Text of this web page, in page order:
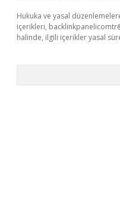
Hukuka ve yasal
içerikleri,
halinde, ilgili içerikler yasal